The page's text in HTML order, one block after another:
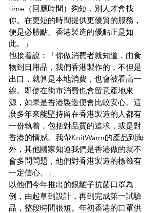
time（回應時間）夠短，別人才會找
你。在更短的時間提供更優質的服務，
便是必勝點。香港製造的優點正是如
此。」
他接着說：「你做消費者就知道，由食
物到日用品，我們香港製作的，不但是
出口，就算是本地消費，也會被看高一
線。即使在街市消費也會留意產地來
源，如果是香港製造便會比較安心。這
麼多年來能堅持留在香港製造的人都有
一份執着，包括對品質的追求，或是對
香港的情感。我帶KnitWarm的產品到海
外，其他國家知道我們是香港做的就不
會多問問題，他們對香港製造的標籤有
一定信心。」
以他們今年推出的銀離子抗菌口罩為
例，由起草到設計，再到完成第一試驗
品，整段時間很短。年初香港的口罩供